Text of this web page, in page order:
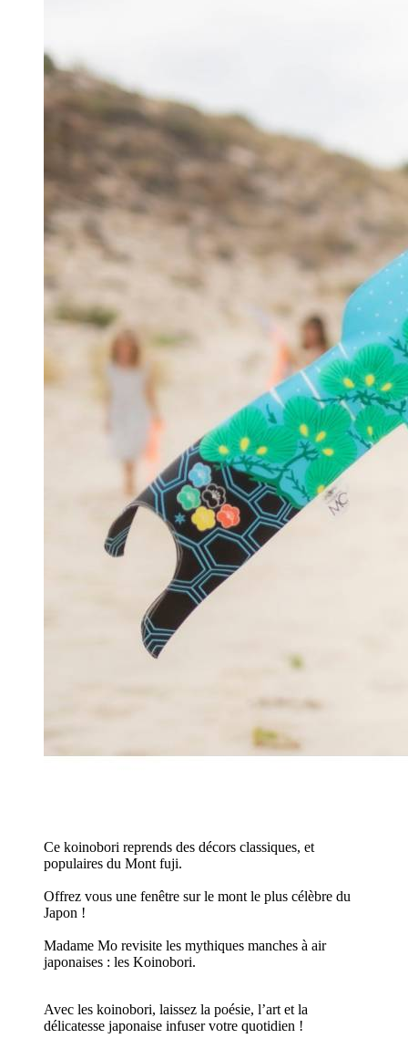
Ce koinobori reprends des décors classiques, et
populaires du Mont fuji.
Offrez vous une fenêtre sur le mont le plus célèbre du
Japon !
Madame Mo revisite les mythiques manches à air
japonaises : les Koinobori.
Avec les koinobori, laissez la poésie, l’art et la
délicatesse japonaise infuser votre quotidien !